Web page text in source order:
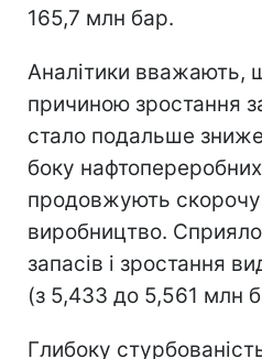
165,7 млн бар.
Аналітики вважають,
причиною зростання
стало подальше
боку
продовжують
виробництво.
запасів і зростання
(з 5,433 до 5,561 млн
Глибоку